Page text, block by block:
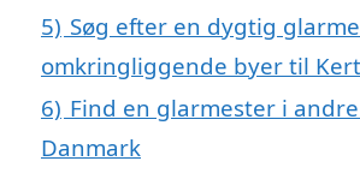
5) Søg efter en dygtig
omkringliggende byer til
6) Find en glarmester i
Danmark